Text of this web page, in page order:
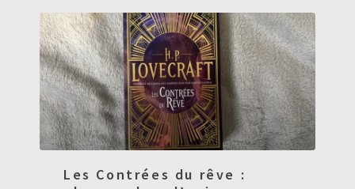
Les Contrées du rêve :